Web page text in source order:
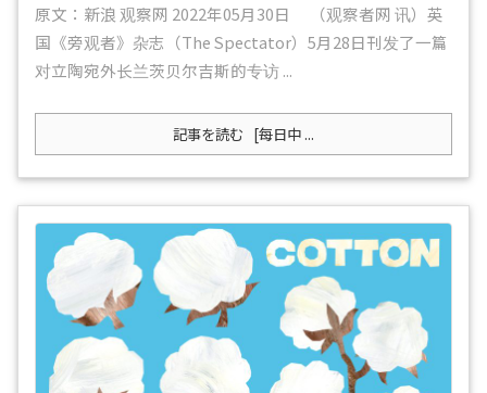
原文：新浪 观察网 2022年05月30日 （观察者网 讯）英
国《旁观者》杂志（The Spectator）5月28日刊发了一篇
对立陶宛外长兰茨贝尔吉斯的专访 ...
記事を読む [每日中 ...